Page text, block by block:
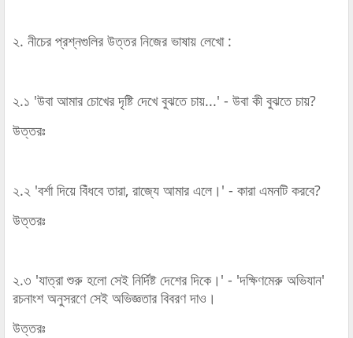
২. নীচের প্রশ্নগুলির উত্তর নিজের ভাষায় লেখো :
২.১ 'উবা আমার চোখের দৃষ্টি দেখে বুঝতে চায়...' - উবা কী বুঝতে চায়?
উত্তরঃ
২.২ 'বর্শা দিয়ে বিঁধবে তারা, রাজ্যে আমার এলে।' - কারা এমনটি করবে?
উত্তরঃ
২.৩ 'যাত্রা শুরু হলো সেই নির্দিষ্ট দেশের দিকে।' - 'দক্ষিণমেরু অভিযান'
রচনাংশ অনুসরণে সেই অভিজ্ঞতার বিবরণ দাও।
উত্তরঃ